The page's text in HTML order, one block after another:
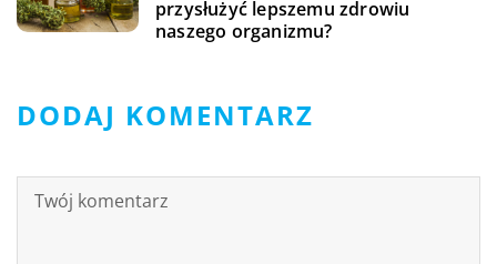
przysłużyć lepszemu zdrowiu
naszego organizmu?
DODAJ KOMENTARZ